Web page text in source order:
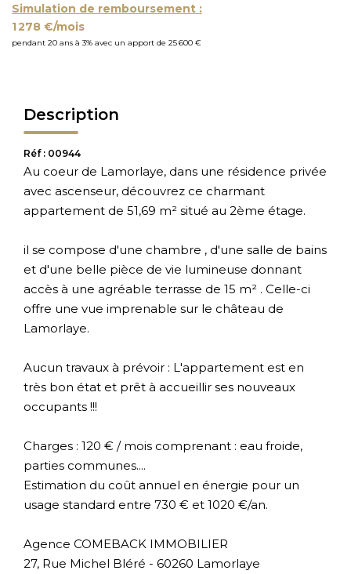
Simulation de remboursement :
1 278 €/mois
pendant 20 ans à 3% avec un apport de 25 600 €
Description
Réf : 00944
Au coeur de Lamorlaye, dans une résidence privée
avec ascenseur, découvrez ce charmant
appartement de 51,69 m² situé au 2ème étage.
il se compose d'une chambre , d'une salle de bains
et d'une belle pièce de vie lumineuse donnant
accès à une agréable terrasse de 15 m² . Celle-ci
offre une vue imprenable sur le château de
Lamorlaye.
Aucun travaux à prévoir : L'appartement est en
très bon état et prêt à accueillir ses nouveaux
occupants !!!
Charges : 120 € / mois comprenant : eau froide,
parties communes....
Estimation du coût annuel en énergie pour un
usage standard entre 730 € et 1020 €/an.
Agence COMEBACK IMMOBILIER
27, Rue Michel Bléré - 60260 Lamorlaye